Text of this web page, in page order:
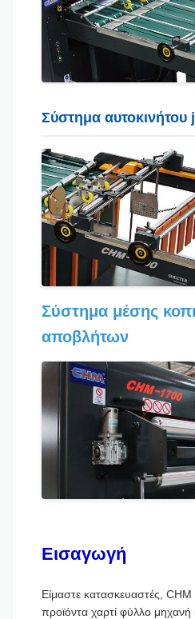
Σύστημα αυτοκινήτου
Σύστημα μέσης
αποβλήτων
Εισαγωγή
Είμαστε κατασκευαστές,
προϊόντα χαρτί φύλλο